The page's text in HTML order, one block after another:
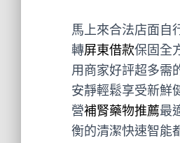
馬上來合法店面自
轉屏東借款保固全
用商家好評超多需
安靜輕鬆享受新鮮
營補腎藥物推薦最
衡的清潔快速智能